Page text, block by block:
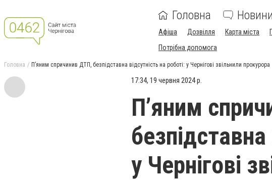
Головна Новини
Афіша Дозвілля Карта міста
Потрібна допомога
Головна П’яним спричинив ДТП, безпідставна відсутність на роботі: у Чернігові звільнили прокурора
17:34, 19 червня 2024 р.
П’яним
безпідставна
у Чернігові